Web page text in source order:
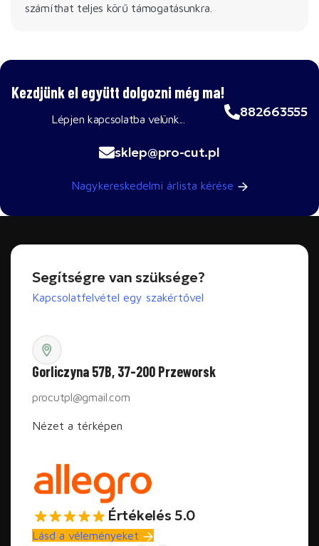
számíthat teljes körű támogatásunkra.
Kezdjünk el együtt dolgozni még ma!
Lépjen kapcsolatba velünk... 882663555
sklep@pro-cut.pl
Nagykereskedelmi árlista kérése
Segítségre van szüksége?
Kapcsolatfelvétel egy szakértővel
Gorliczyna 57B, 37-200 Przeworsk
procutpl@gmail.com
Nézet a térképen
Értékelés 5.0
Lásd a véleményeket